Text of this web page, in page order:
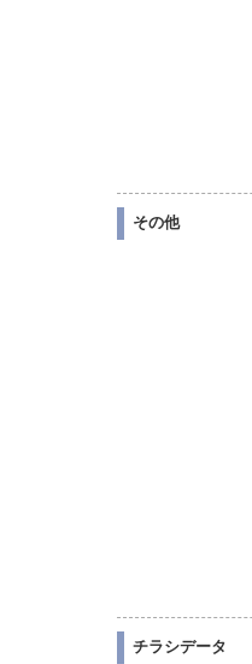
その他
チラシデータ